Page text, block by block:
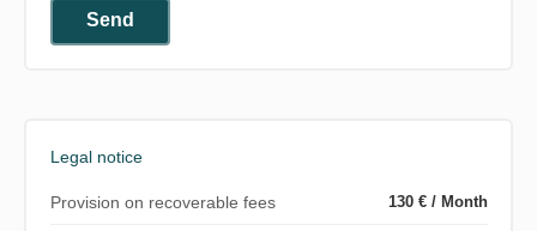
Send
Legal notice
Provision on recoverable fees 130 € / Month